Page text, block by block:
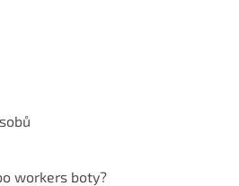
workers boty?